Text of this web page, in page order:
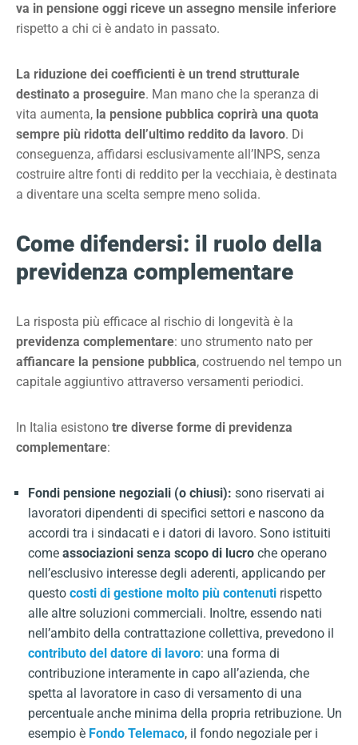
va in pensione oggi riceve un assegno mensile inferiore
rispetto a chi ci è andato in passato.
La riduzione dei coefficienti è un trend strutturale
destinato a proseguire. Man mano che la speranza di
vita aumenta, la pensione pubblica coprirà una quota
sempre più ridotta dell’ultimo reddito da lavoro. Di
conseguenza, affidarsi esclusivamente all’INPS, senza
costruire altre fonti di reddito per la vecchiaia, è destinata
a diventare una scelta sempre meno solida.
Come difendersi: il ruolo della
previdenza complementare
La risposta più efficace al rischio di longevità è la
previdenza complementare: uno strumento nato per
affiancare la pensione pubblica, costruendo nel tempo un
capitale aggiuntivo attraverso versamenti periodici.
In Italia esistono tre diverse forme di previdenza
complementare:
Fondi pensione negoziali (o chiusi): sono riservati ai
lavoratori dipendenti di specifici settori e nascono da
accordi tra i sindacati e i datori di lavoro. Sono istituiti
come associazioni senza scopo di lucro che operano
nell’esclusivo interesse degli aderenti, applicando per
questo costi di gestione molto più contenuti rispetto
alle altre soluzioni commerciali. Inoltre, essendo nati
nell’ambito della contrattazione collettiva, prevedono il
contributo del datore di lavoro: una forma di
contribuzione interamente in capo all’azienda, che
spetta al lavoratore in caso di versamento di una
percentuale anche minima della propria retribuzione. Un
esempio è Fondo Telemaco, il fondo negoziale per i